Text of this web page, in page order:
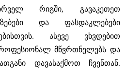
რიგში, გავაკეთეთ
და ფასდაკლებები
ასევე ვხვდებით
მწვრთნელებს და
დავასაქმოთ ჩვენთან.